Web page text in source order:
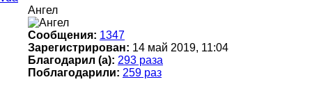
Ангел
Сообщения: 1347
Зарегистрирован: 14 май 2019, 11:04
Благодарил (а): 293 раза
Поблагодарили: 259 раз